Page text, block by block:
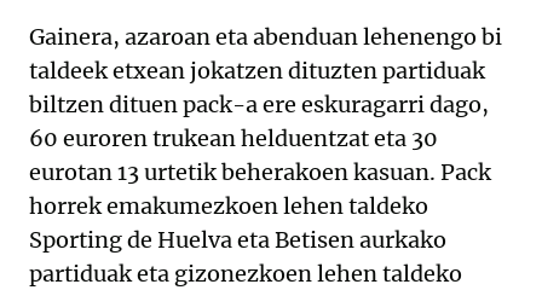
Gainera, azaroan eta abenduan lehenengo bi
taldeek etxean jokatzen dituzten partiduak
biltzen dituen pack-a ere eskuragarri dago,
60 euroren trukean helduentzat eta 30
eurotan 13 urtetik beherakoen kasuan. Pack
horrek emakumezkoen lehen taldeko
Sporting de Huelva eta Betisen aurkako
partiduak eta gizonezkoen lehen taldeko